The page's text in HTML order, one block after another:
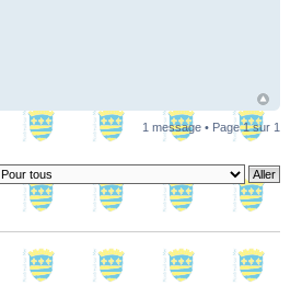
1 message • Page1sur 1